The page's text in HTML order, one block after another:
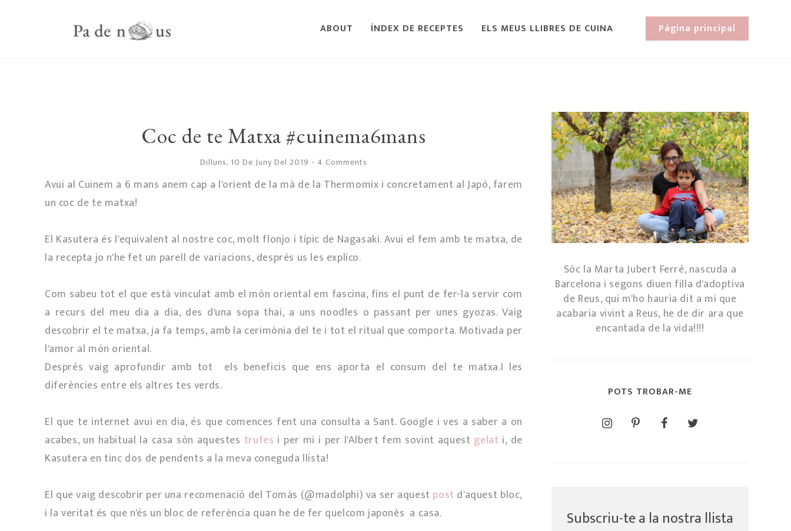
ABOUT ÍNDEX DE RECEPTES ELS MEUS LLIBRES DE CUINA Pàgina principal
Coc de te Matxa #cuinema6mans
Dilluns, 10 De Juny Del 2019 - 4 Comments
Avui al Cuinem a 6 mans anem cap a l'orient de la mà de la Thermomix i concretament al Japó, farem
un coc de te matxa!
El Kasutera és l'equivalent al nostre coc, molt flonjo i típic de Nagasaki. Avui el fem amb te matxa, de
la recepta jo n'he fet un parell de variacions, després us les explico.
Com sabeu tot el que està vinculat amb el món oriental em fascina, fins el punt de fer-la servir com
a recurs del meu dia a dia, des d'una sopa thai, a uns noodles o passant per unes gyozas. Vaig
descobrir el te matxa, ja fa temps, amb la cerimònia del te i tot el ritual que comporta. Motivada per
l'amor al món oriental.
Després vaig aprofundir amb tot els beneficis que ens aporta el consum del te matxa.I les
diferències entre els altres tes verds.
El que te internet avui en dia, és que comences fent una consulta a Sant. Google i ves a saber a on
acabes, un habitual la casa són aquestes trufes i per mi i per l'Albert fem sovint aquest gelat i, de
Kasutera en tinc dos de pendents a la meva coneguda llista!
El que vaig descobrir per una recomenació del Tomàs (@madolphi) va ser aquest post d'aquest bloc,
i la veritat és que n'és un bloc de referència quan he de fer quelcom japonès a casa.
Sóc la Marta Jubert Ferré, nascuda a
Barcelona i segons diuen filla d'adoptiva
de Reus, qui m'ho hauria dit a mi que
acabaria vivint a Reus, he de dir ara que
encantada de la vida!!!!
POTS TROBAR-ME
Subscriu-te a la nostra llista